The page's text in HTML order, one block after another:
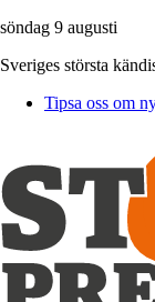
söndag 9 augusti
Sveriges största
Tipsa oss om